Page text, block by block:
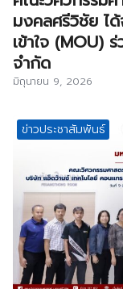
มงคลศรีวิชัย ไ
เข้าใจ (MOU)
จำกัด
มิถุนายน 9, 2026
ข่าวประชาสัมพันธ์